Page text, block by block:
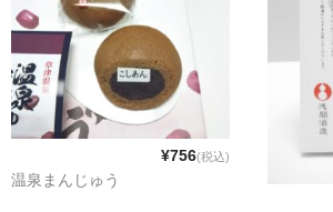
お勧め商品
新商品
MONDE SELECTION
¥756(税込)
温泉まんじゅう